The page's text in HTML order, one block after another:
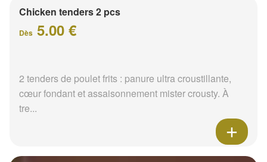
Chicken tenders 2 pcs
Dès 5.00 €
2 tenders de poulet frits : panure ultra croustillante,
cœur fondant et assaisonnement mister crousty. À
tre...